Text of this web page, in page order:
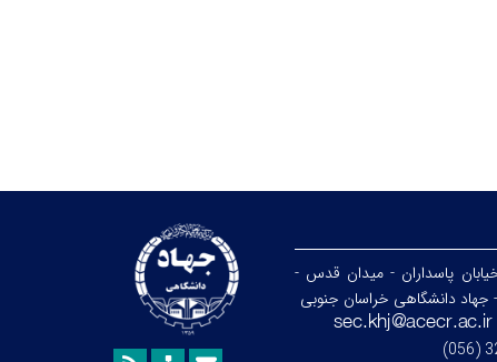
پاسداران - میدان قدس -
جهاد دانشگاهی خراسان جنوبی